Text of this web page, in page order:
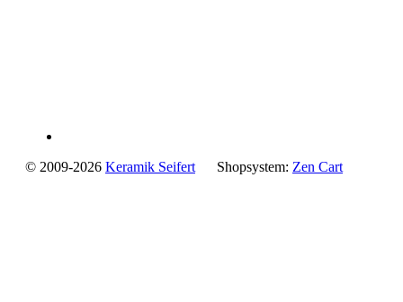
© 2009-2026 Keramik Seifert Shopsystem: Zen Cart